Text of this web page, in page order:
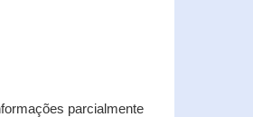
parcialmente